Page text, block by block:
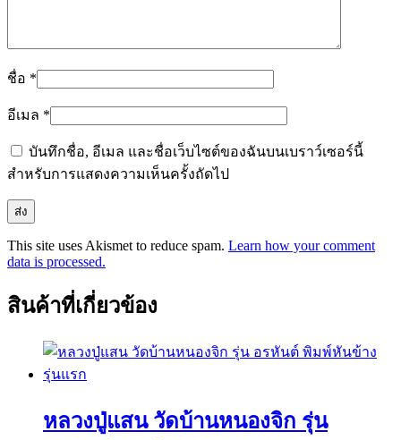
ชื่อ *
อีเมล *
บันทึกชื่อ, อีเมล และชื่อเว็บไซต์ของฉันบนเบราว์เซอร์นี้
สำหรับการแสดงความเห็นครั้งถัดไป
This site uses Akismet to reduce spam. Learn how your comment
data is processed.
สินค้าที่เกี่ยวข้อง
หลวงปู่แสน วัดบ้านหนองจิก รุ่น